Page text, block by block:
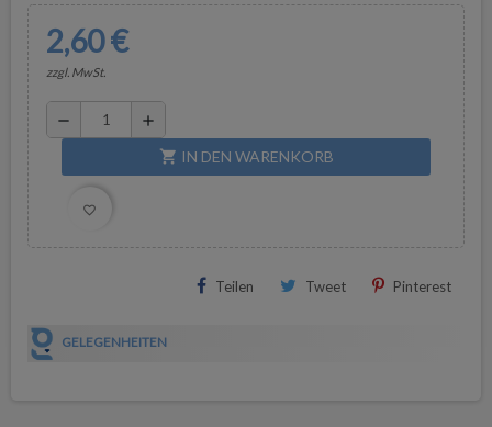
2,60 €
zzgl. MwSt.
remove add
shopping_cart IN DEN WARENKORB
favorite_border
Teilen Tweet Pinterest
GELEGENHEITEN